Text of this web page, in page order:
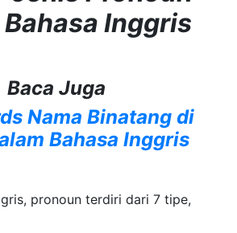
Inggris
Baca Juga
Nama Binatang di
Bahasa Inggris
pronoun terdiri dari 7 tipe,